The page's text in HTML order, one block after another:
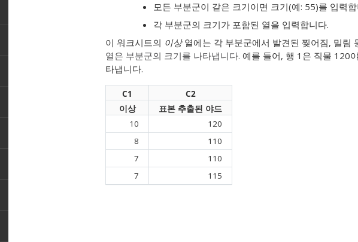
모든 부분군이 같은 크기이면 크기(예: 55)를 입력
각 부분군의 크기가 포함된 열을 입력합니다.
이 워크시트의 이상열에는 각 부분군에서 발견된 찢어짐, 밀림
열은 부분군의 크기를 나타냅니다. 예를 들어, 행 1은 직물 120
타냅니다.
C1
C2
이상
표본 추출된 야드
10
120
8
110
7
110
7
115